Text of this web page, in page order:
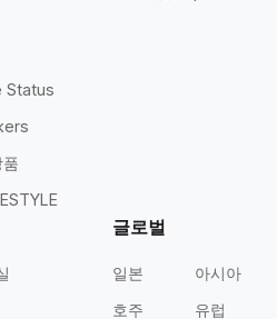
Status
글로벌
일본
아시아
호주
유럽